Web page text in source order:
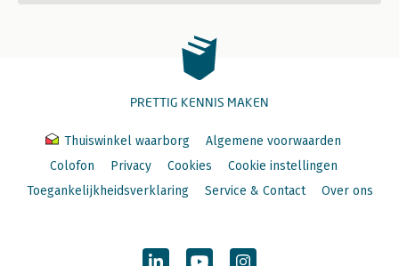
PRETTIG KENNIS MAKEN
Thuiswinkel waarborg
Algemene voorwaarden
Colofon
Privacy Cookies
Cookie instellingen
Toegankelijkheidsverklaring
Service & Contact Over ons